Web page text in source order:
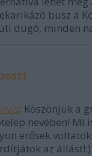
busz a
dugó, minden
: Köszönjük a
nevében! Mi
erősek
az állást!:)